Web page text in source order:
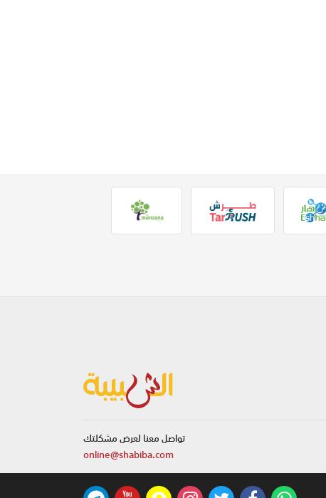
تواصل معنا لعرض مشكلتك
online@shabiba.com